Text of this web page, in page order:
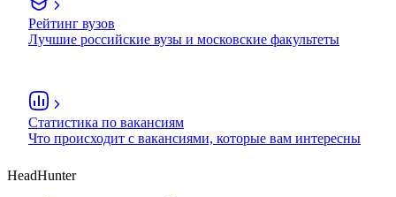
Рейтинг вузов
Лучшие российские вузы и московские факультеты
Статистика по вакансиям
Что происходит с вакансиями, которые вам интересны
HeadHunter